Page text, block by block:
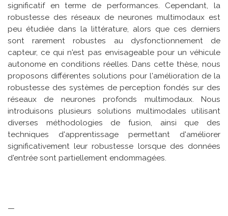
significatif en terme de performances. Cependant, la
robustesse des réseaux de neurones multimodaux est
peu étudiée dans la littérature, alors que ces derniers
sont rarement robustes au dysfonctionnement de
capteur, ce qui n'est pas envisageable pour un véhicule
autonome en conditions réelles. Dans cette thèse, nous
proposons différentes solutions pour l'amélioration de la
robustesse des systèmes de perception fondés sur des
réseaux de neurones profonds multimodaux. Nous
introduisons plusieurs solutions multimodales utilisant
diverses méthodologies de fusion, ainsi que des
techniques d'apprentissage permettant d'améliorer
significativement leur robustesse lorsque des données
d'entrée sont partiellement endommagées.
—